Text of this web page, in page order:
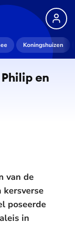
Koningshuizen
en
van de
kersverse
poseerde
in